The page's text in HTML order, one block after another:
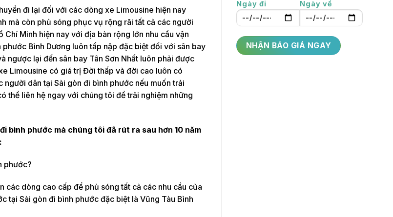
đi lại đối với các dòng xe Limousine hiện nay
mà còn phủ sóng phục vụ rộng rãi tất cả các người
Minh hiện nay với địa bàn rộng lớn nhu cầu vận
Bình Dương luôn tấp nập đặc biệt đối với sân bay
ngược lại đến sân bay Tân Sơn Nhất luôn phải được
Limousine có giá trị Đời thấp và đời cao luôn có
dân tại Sài gòn đi bình phước nếu muốn trải
thể liên hệ ngay với chúng tôi để trải nghiệm những
bình phước mà chúng tôi đã rút ra sau hơn 10 năm
phước?
dòng cao cấp để phủ sóng tất cả các nhu cầu của
tại Sài gòn đi bình phước đặc biệt là Vũng Tàu Bình
Ngày đi Ngày về